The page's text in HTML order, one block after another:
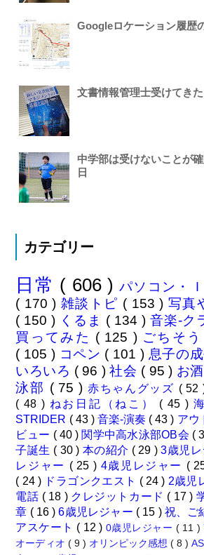
Googleロケーション履歴
文書情報管理士受けてきた
中学部は受けないことが
日
カテゴリー
日常 ( 606 )パソコン・
( 170 ) 雑談トピ ( 153 ) 写真
( 150 ) くるま ( 134 ) 音楽-ク
買ってみた ( 125 ) ごちそう
( 105 ) コペン ( 101 ) 息子の
いろいろ ( 96 )社会 ( 95 ) お酒
泳部 ( 75 ) 赤ちゃんグッズ ( 52
( 48 ) ねお日記（ねこ） ( 45 )
STRIDER ( 43 ) 音楽-演奏 ( 43 ) アウ
ビュー ( 40 ) 関学中高水泳部OB会 (
子誕生 ( 30 ) 本の紹介 ( 29 )3歳児レ
レジャー ( 25 ) 4歳児レジャー (
( 24 ) ドラゴンクエスト ( 24 ) 2歳児
電話 ( 18 ) クレジットカード ( 17 )
章 ( 16 )6歳児レジャー ( 15 ) 祝、ご
アスケート ( 12 ) 0歳児レジャー ( 11 )
オーディオ ( 9 ) オリンピック感想( 8 )